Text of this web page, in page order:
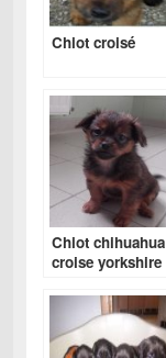
Chiot croisé
Chiot chihuahua
croise yorkshire